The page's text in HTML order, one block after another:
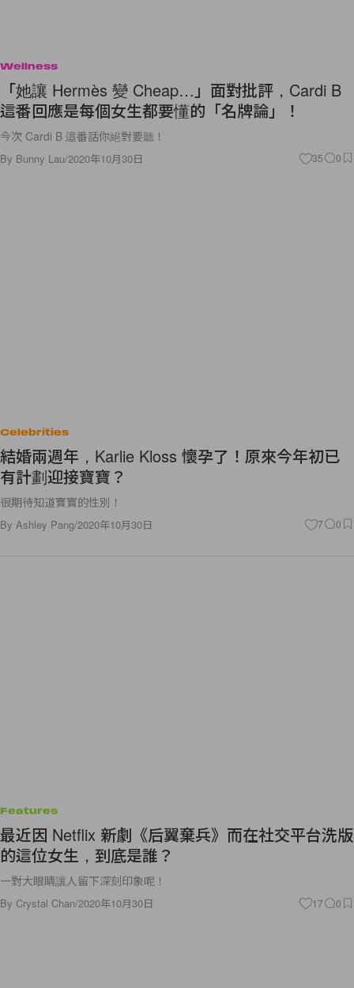
Wellness
「她讓 Hermès 變 Cheap…」面對批評，Cardi B
這番回應是每個女生都要懂的「名牌論」！
今次 Cardi B 這番話你絕對要聽！
By Bunny Lau/2020年10月30日 35 0
Celebrities
結婚兩週年，Karlie Kloss 懷孕了！原來今年初已
有計劃迎接寶寶？
很期待知道寶寶的性別！
By Ashley Pang/2020年10月30日 7 0
Features
最近因 Netflix 新劇《后翼棄兵》而在社交平台洗版
的這位女生，到底是誰？
一對大眼睛讓人留下深刻印象呢！
By Crystal Chan/2020年10月30日 17 0